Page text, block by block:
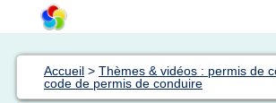
Accueil > Thèmes & vidéos : permis de
code de permis de conduire